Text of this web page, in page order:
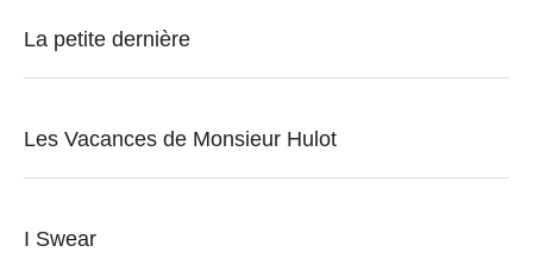
La petite dernière
Les Vacances de Monsieur Hulot
I Swear